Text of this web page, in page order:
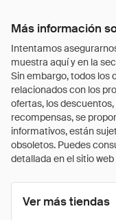
Más información
Intentamos
muestra aquí y en la
Sin embargo, todos los
relacionados con los
ofertas, los
recompensas, se
informativos, están
obsoletos. Puedes
detallada en el sitio
Ver más tiendas